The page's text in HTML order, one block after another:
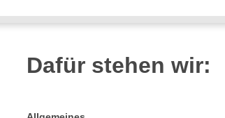
Dafür stehen wir: